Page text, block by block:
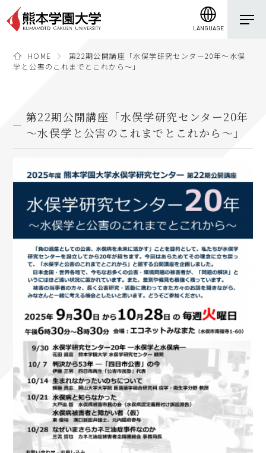
LANGUAGE
HOME
第22期公開講座「水俣学研究センター20年～水俣
学と公害のこれまでとこれから～」
第22期公開講座「水俣学研究センター20年
～水俣学と公害のこれまでとこれから～」